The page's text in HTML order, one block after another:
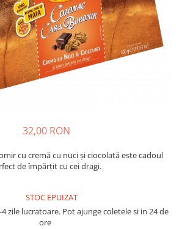
32,00 RON
cu cremă cu nuci și ciocolată este cadoul
de împărțit cu cei dragi.
STOC EPUIZAT
4 zile lucratoare. Pot ajunge coletele si in 24 de
ore